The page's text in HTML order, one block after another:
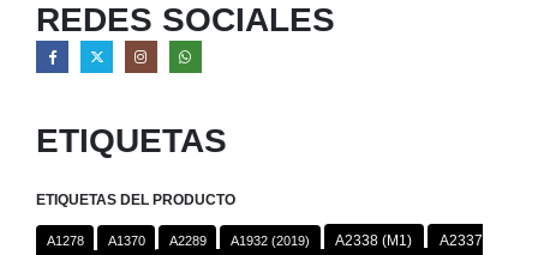
REDES SOCIALES
ETIQUETAS
ETIQUETAS DEL PRODUCTO
A1278 A1370 A2289 A1932 (2019) A2338 (M1)
A2337